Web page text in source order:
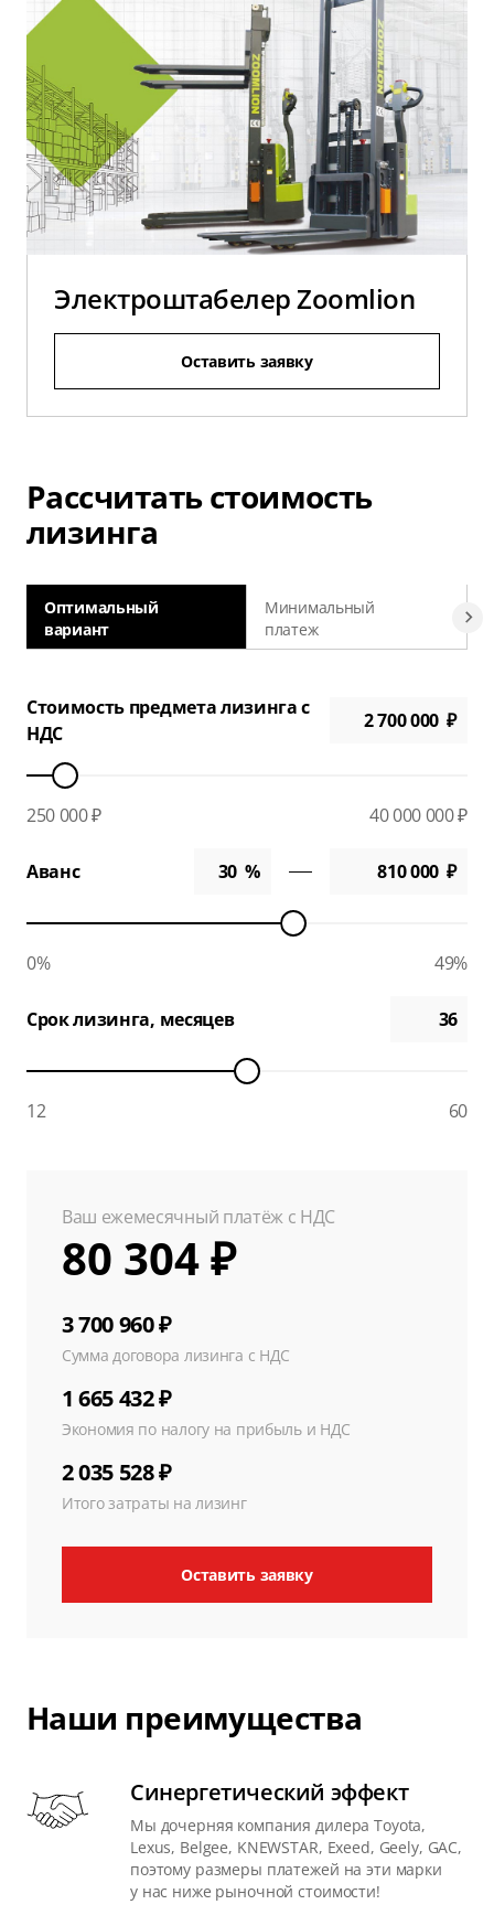
Электроштабелер Zoomlion
Оставить заявку
Рассчитать стоимость
лизинга
Оптимальный
вариант
Минимальный
платеж
Стоимость предмета лизинга с
НДС
250 000 ₽ 40 000 000 ₽
Аванс
0% 49%
Срок лизинга, месяцев
12 60
Ваш ежемесячный платёж с НДС
80 304 ₽
3 700 960 ₽
Сумма договора лизинга с НДС
1 665 432 ₽
Экономия по налогу на прибыль и НДС
2 035 528 ₽
Итого затраты на лизинг
Оставить заявку
Наши преимущества
Синергетический эффект
Мы дочерняя компания дилера Toyota,
Lexus, Belgee, KNEWSTAR, Exeed, Geely, GAC,
поэтому размеры платежей на эти марки
у нас ниже рыночной стоимости!